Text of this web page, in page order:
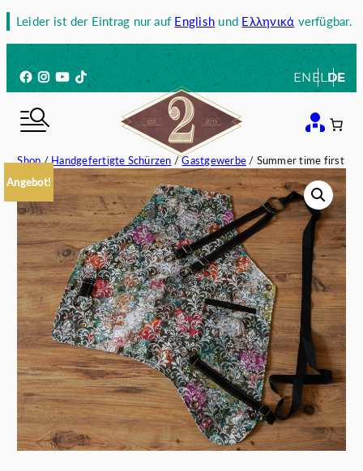
Zum
springen
Leider ist der Eintrag nur auf English und Ελληνικά verfügbar.
Facebook
Instagram
YouTube
TikTok ENEL DE
Shop/Handgefertigte Schürzen /Gastgewerbe / Summer time first
Angebot!